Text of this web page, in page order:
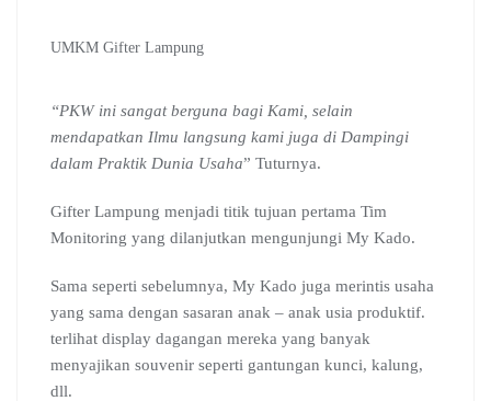
UMKM Gifter Lampung
“PKW ini sangat berguna bagi Kami, selain
mendapatkan Ilmu langsung kami juga di Dampingi
dalam Praktik Dunia Usaha” Tuturnya.
Gifter Lampung menjadi titik tujuan pertama Tim
Monitoring yang dilanjutkan mengunjungi My Kado.
Sama seperti sebelumnya, My Kado juga merintis usaha
yang sama dengan sasaran anak – anak usia produktif.
terlihat display dagangan mereka yang banyak
menyajikan souvenir seperti gantungan kunci, kalung,
dll.